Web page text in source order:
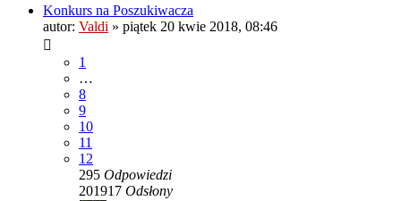
Konkurs na Poszukiwacza
autor: Valdi » piątek 20 kwie 2018, 08:46
1
…
8
9
10
11
12
295 Odpowiedzi
201917 Odsłony